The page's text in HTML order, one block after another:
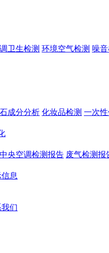
卫生检测 环境空气检测 噪
成分分析 化妆品检测 一次
中央空调检测报告 废气检测报
息
们